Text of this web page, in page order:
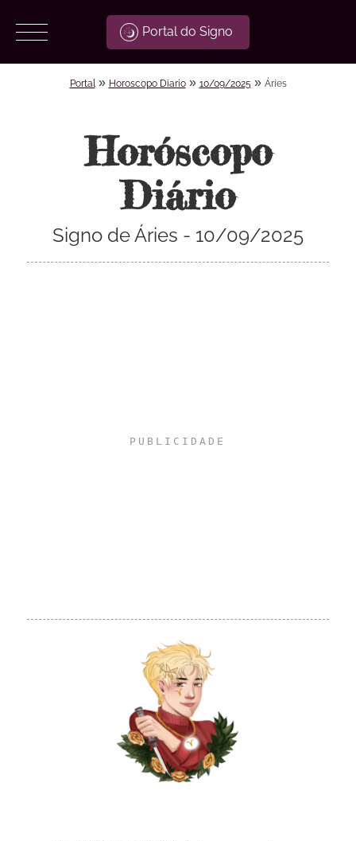
Portal do Signo
Portal » Horoscopo Diario» 10/09/2025 » Áries
Horóscopo
Diário
Signo de Áries - 10/09/2025